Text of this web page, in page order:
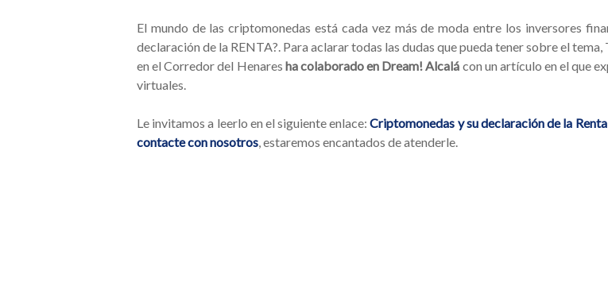
El mundo de las criptomonedas está cada vez más de moda entre los inversores
declaración de la RENTA?. Para aclarar todas las dudas que pueda tener sobre el
en el Corredor del Henares ha colaborado en Dream! Alcalá con un artículo en el que
virtuales.
Le invitamos a leerlo en el siguiente enlace:Criptomonedas y su declaración de la Renta
contacte con nosotros, estaremos encantados de atenderle.